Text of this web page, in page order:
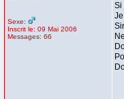
Sexe:
Inscrit le: 09 Mai 2006
Messages: 66
Si